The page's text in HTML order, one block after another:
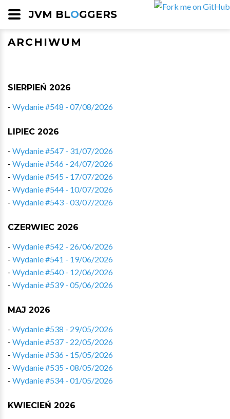
JVM BLOGGERS
ARCHIWUM
SIERPIEŃ 2026
- Wydanie #548 - 07/08/2026
LIPIEC 2026
- Wydanie #547 - 31/07/2026
- Wydanie #546 - 24/07/2026
- Wydanie #545 - 17/07/2026
- Wydanie #544 - 10/07/2026
- Wydanie #543 - 03/07/2026
CZERWIEC 2026
- Wydanie #542 - 26/06/2026
- Wydanie #541 - 19/06/2026
- Wydanie #540 - 12/06/2026
- Wydanie #539 - 05/06/2026
MAJ 2026
- Wydanie #538 - 29/05/2026
- Wydanie #537 - 22/05/2026
- Wydanie #536 - 15/05/2026
- Wydanie #535 - 08/05/2026
- Wydanie #534 - 01/05/2026
KWIECIEŃ 2026